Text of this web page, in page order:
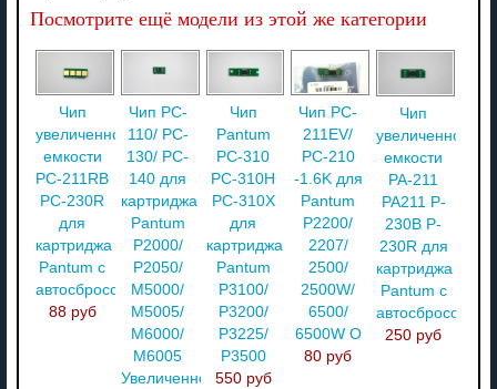
Посмотрите ещё модели из этой же категории
Чип
увеличенной
емкости
PC-211RB
PC-230R
для
картриджа
Pantum с
автосбросом
88 руб
Чип PC-
110/ PC-
130/ PC-
140 для
картриджа
Pantum
P2000/
P2050/
M5000/
M5005/
M6000/
M6005
Увеличенной
Чип
Pantum
PC-310
PC-310H
PC-310X
для
картриджа
Pantum
P3100/
P3200/
P3225/
P3500
550 руб
Чип PC-
211EV/
PC-210
-1.6K для
Pantum
P2200/
2207/
2500/
2500W/
6500/
6500W О
80 руб
Чип
увеличенной
емкости
PA-211
PA211 P-
230В P-
230R для
картриджа
Pantum с
автосбросом
250 руб